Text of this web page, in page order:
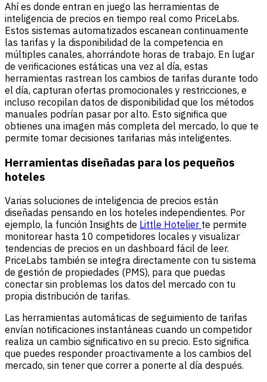
Ahí es donde entran en juego las herramientas de
inteligencia de precios en tiempo real como PriceLabs.
Estos sistemas automatizados escanean continuamente
las tarifas y la disponibilidad de la competencia en
múltiples canales, ahorrándote horas de trabajo. En lugar
de verificaciones estáticas una vez al día, estas
herramientas rastrean los cambios de tarifas durante todo
el día, capturan ofertas promocionales y restricciones, e
incluso recopilan datos de disponibilidad que los métodos
manuales podrían pasar por alto. Esto significa que
obtienes una imagen más completa del mercado, lo que te
permite tomar decisiones tarifarias más inteligentes.
Herramientas diseñadas para los pequeños
hoteles
Varias soluciones de inteligencia de precios están
diseñadas pensando en los hoteles independientes. Por
ejemplo, la función Insights de Little Hotelier te permite
monitorear hasta 10 competidores locales y visualizar
tendencias de precios en un dashboard fácil de leer.
PriceLabs también se integra directamente con tu sistema
de gestión de propiedades (PMS), para que puedas
conectar sin problemas los datos del mercado con tu
propia distribución de tarifas.
Las herramientas automáticas de seguimiento de tarifas
envían notificaciones instantáneas cuando un competidor
realiza un cambio significativo en su precio. Esto significa
que puedes responder proactivamente a los cambios del
mercado, sin tener que correr a ponerte al día después.